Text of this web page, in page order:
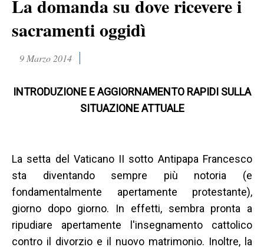
La domanda su dove ricevere i
sacramenti oggidì
9 Marzo 2014
INTRODUZIONE E AGGIORNAMENTO RAPIDI SULLA
SITUAZIONE ATTUALE
La setta del Vaticano II sotto Antipapa Francesco
sta diventando sempre più notoria (e
fondamentalmente apertamente protestante),
giorno dopo giorno. In effetti, sembra pronta a
ripudiare apertamente l'insegnamento cattolico
contro il divorzio e il nuovo matrimonio. Inoltre, la